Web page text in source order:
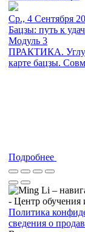
Ср., 4 Сентября
Бацзы: путь к
Модуль 3
ПРАКТИКА.
карте бацзы.
Подробнее
- Центр
Политика
сведения о